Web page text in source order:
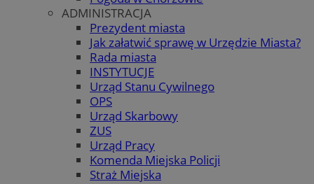
ADMINISTRACJA
Prezydent miasta
Jak załatwić sprawę w Urzędzie Miasta?
Rada miasta
INSTYTUCJE
Urząd Stanu Cywilnego
OPS
Urząd Skarbowy
ZUS
Urząd Pracy
Komenda Miejska Policji
Straż Miejska